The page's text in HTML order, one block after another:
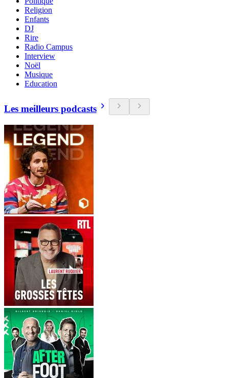
Religion
Enfants
DJ
Rire
Radio Campus
Interview
Noël
Musique
Education
Les meilleurs podcasts